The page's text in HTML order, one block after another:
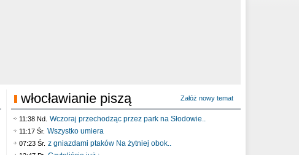
włocławianie piszą Załóż nowy temat
11:38 Nd. Wczoraj przechodząc przez park na Słodowie..
11:17 Śr. Wszystko umiera
07:23 Śr. z gniazdami ptaków Na żytniej obok..